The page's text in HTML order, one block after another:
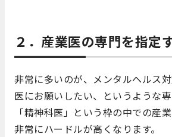
２．産業医の専門を指定
非常に多いのが、メンタルヘルス
医にお願いしたい、というような専
「精神科医」という枠の中での産
非常にハードルが高くなります。